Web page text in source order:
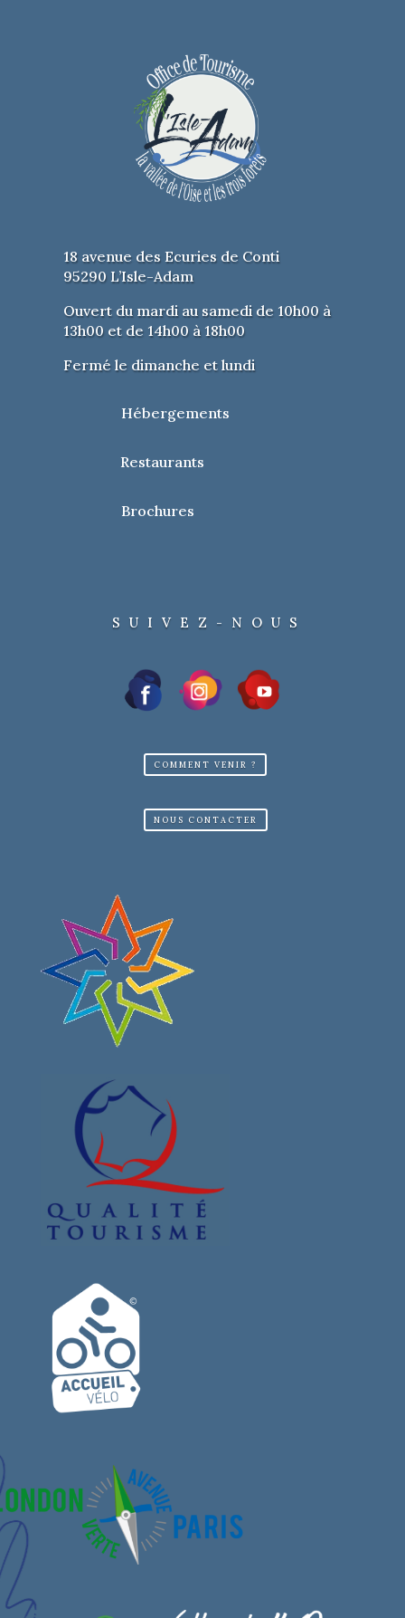
18 avenue des Ecuries de Conti
95290 L’Isle-Adam
Ouvert du mardi au samedi de 10h00 à
13h00 et de 14h00 à 18h00
Fermé le dimanche et lundi
Hébergements
Restaurants
Brochures
SUIVEZ-NOUS
COMMENT VENIR ?
NOUS CONTACTER